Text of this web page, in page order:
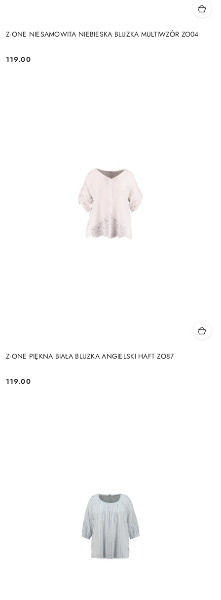
Z-ONE NIESAMOWITA NIEBIESKA BLUZKA MULTIWZÓR ZO04
Cena:
119.00
Z-ONE PIĘKNA BIAŁA BLUZKA ANGIELSKI HAFT ZO87
Cena:
119.00